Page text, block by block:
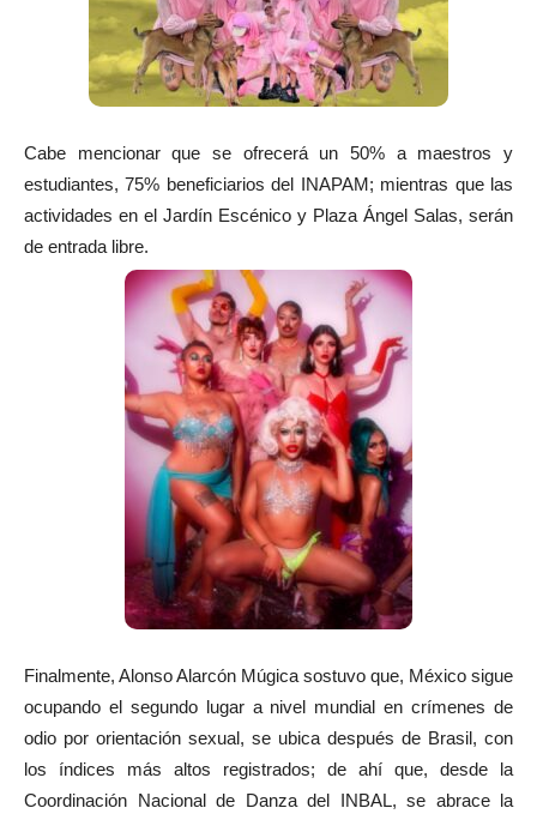
Cabe mencionar que se ofrecerá un 50% a maestros y
estudiantes, 75% beneficiarios del INAPAM; mientras que las
actividades en el Jardín Escénico y Plaza Ángel Salas, serán
de entrada libre.
Finalmente, Alonso Alarcón Múgica sostuvo que, México sigue
ocupando el segundo lugar a nivel mundial en crímenes de
odio por orientación sexual, se ubica después de Brasil, con
los índices más altos registrados; de ahí que, desde la
Coordinación Nacional de Danza del INBAL, se abrace la